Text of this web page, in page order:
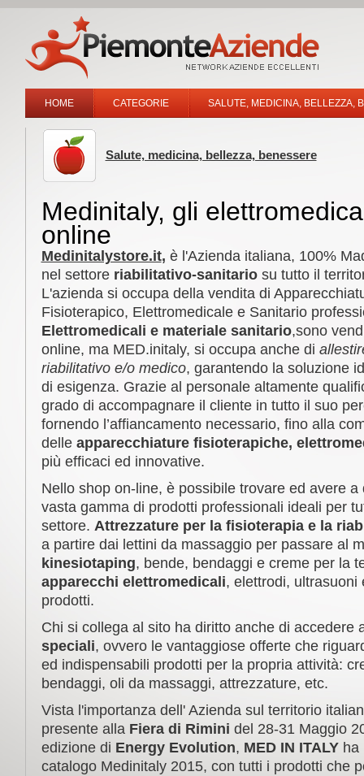
HOME CATEGORIE SALUTE, MEDICINA, BELLEZZA,
Salute, medicina, bellezza, benessere
Medinitaly, gli
online
Medinitalystore.it, è l'Azienda italiana, 100%
nel settore riabilitativo-sanitariosu tutto il
L'azienda si occupa della vendita di
Fisioterapico, Elettromedicale e Sanitario
Elettromedicali e materiale sanitario,sono
online, ma MED.initaly, si occupa anche di
riabilitativo e/o medico, garantendo la soluzione
di esigenza. Grazie al personale altamente
grado di accompagnare il cliente in tutto il suo
fornendo l’affiancamento necessario, fino alla
delle apparecchiature fisioterapiche,
più efficaci ed innovative.
Nello shop on-line, è possibile trovare ed avere a
vasta gamma di prodotti professionali ideali per
settore. Attrezzature per la fisioterapia e la
a partire dai lettini da massaggio per passare al
kinesiotaping, bende, bendaggi e creme per la
apparecchi elettromedicali, elettrodi, ultrasuoni
prodotti.
Chi si collega al sito ha diritto anche di accedere
speciali, ovvero le vantaggiose offerte che
ed indispensabili prodotti per la propria attività:
bendaggi, oli da massaggi, attrezzature, etc.
Vista l'importanza dell' Azienda sul territorio
presente allaFiera di Rimini del 28-31 Maggio
edizione di Energy Evolution, MED IN ITALYha
catalogo Medinitaly 2015, con tutti i prodotti che